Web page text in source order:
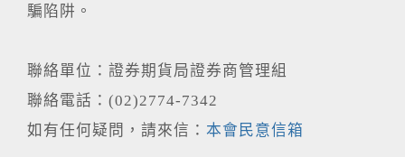
騙陷阱。
聯絡單位：證券期貨局證券商管理組
聯絡電話：(02)2774-7342
如有任何疑問，請來信： 本會民意信箱